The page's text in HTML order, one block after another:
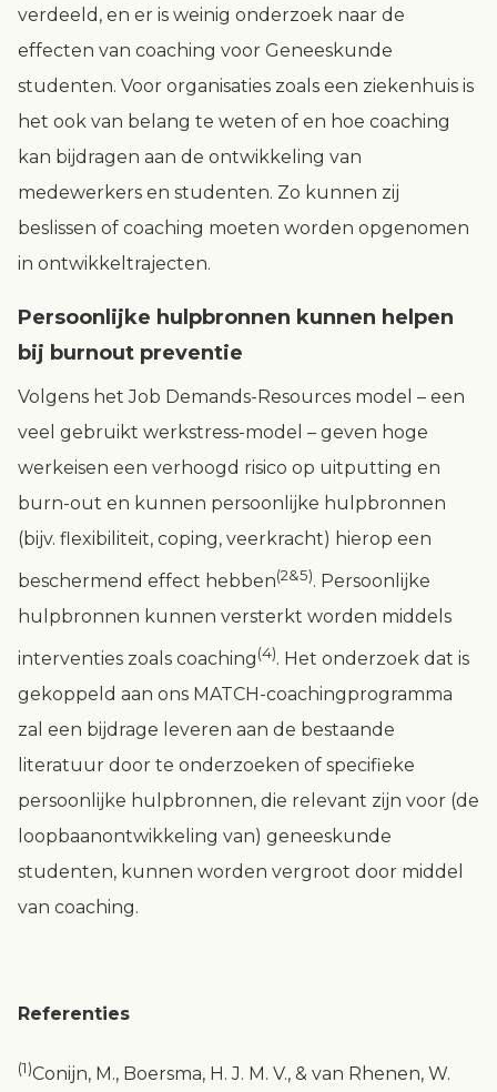
verdeeld, en er is weinig onderzoek naar de
effecten van coaching voor Geneeskunde
studenten. Voor organisaties zoals een ziekenhuis is
het ook van belang te weten of en hoe coaching
kan bijdragen aan de ontwikkeling van
medewerkers en studenten. Zo kunnen zij
beslissen of coaching moeten worden opgenomen
in ontwikkeltrajecten.
Persoonlijke hulpbronnen kunnen helpen
bij burnout preventie
Volgens het Job Demands-Resources model – een
veel gebruikt werkstress-model – geven hoge
werkeisen een verhoogd risico op uitputting en
burn-out en kunnen persoonlijke hulpbronnen
(bijv. flexibiliteit, coping, veerkracht) hierop een
beschermend effect hebben(2&5). Persoonlijke
hulpbronnen kunnen versterkt worden middels
interventies zoals coaching(4). Het onderzoek dat is
gekoppeld aan ons MATCH-coachingprogramma
zal een bijdrage leveren aan de bestaande
literatuur door te onderzoeken of specifieke
persoonlijke hulpbronnen, die relevant zijn voor (de
loopbaanontwikkeling van) geneeskunde
studenten, kunnen worden vergroot door middel
van coaching.
Referenties
(1)Conijn, M., Boersma, H. J. M. V., & van Rhenen, W.